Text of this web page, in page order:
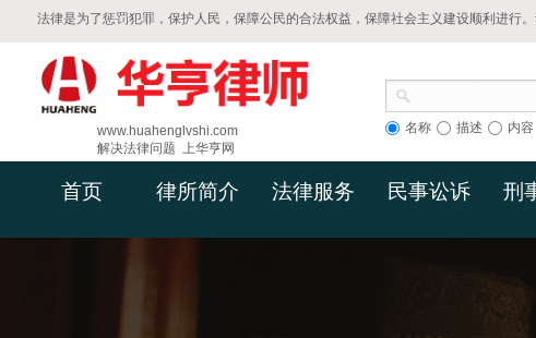
法律是为了惩罚犯罪，保护人民，保障公民的合法权益，保障社会主义建设顺利进行
名称 描述 内容
www.huahenglvshi.com
解决法律问题 上华亨网
首页 律所简介 法律服务 民事讼诉 刑